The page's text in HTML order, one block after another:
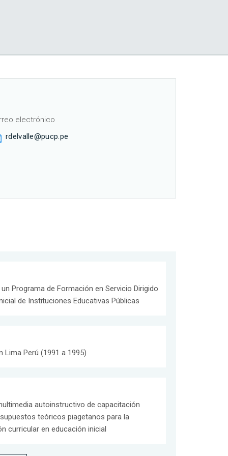
electrónico
rdelvalle@pucp.pe
Programa de Formación en Servicio Dirigido
de Instituciones Educativas Públicas
Lima Perú (1991 a 1995)
autoinstructivo de capacitación
teóricos piagetanos para la
curricular en educación inicial